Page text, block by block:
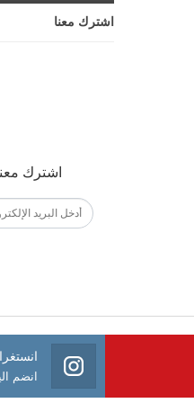
اشترك معنا
اشترك
انضم